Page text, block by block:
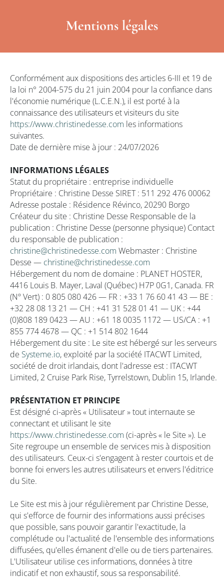
Conformément aux dispositions des articles 6-III et 19 de
la loi n° 2004-575 du 21 juin 2004 pour la confiance dans
l'économie numérique (L.C.E.N.), il est porté à la
connaissance des utilisateurs et visiteurs du site
https://www.christinedesse.com les informations
suivantes.
Date de dernière mise à jour : 24/07/2026
INFORMATIONS LÉGALES
Statut du propriétaire : entreprise individuelle
Propriétaire : Christine Desse SIRET : 511 292 476 00062
Adresse postale : Résidence Révinco, 20290 Borgo
Créateur du site : Christine Desse Responsable de la
publication : Christine Desse (personne physique) Contact
du responsable de publication :
christine@christinedesse.com Webmaster : Christine
Desse — christine@christinedesse.com
Hébergement du nom de domaine : PLANET HOSTER,
4416 Louis B. Mayer, Laval (Québec) H7P 0G1, Canada. FR
(Nº Vert) : 0 805 080 426 — FR : +33 1 76 60 41 43 — BE :
+32 28 08 13 21 — CH : +41 31 528 01 41 — UK : +44
(0)808 189 0423 — AU : +61 18 0035 1172 — US/CA : +1
855 774 4678 — QC : +1 514 802 1644
Hébergement du site : Le site est hébergé sur les serveurs
de Systeme.io, exploité par la société ITACWT Limited,
société de droit irlandais, dont l'adresse est : ITACWT
Limited, 2 Cruise Park Rise, Tyrrelstown, Dublin 15, Irlande.
PRÉSENTATION ET PRINCIPE
Est désigné ci-après « Utilisateur » tout internaute se
connectant et utilisant le site
https://www.christinedesse.com (ci-après « le Site »). Le
Site regroupe un ensemble de services mis à disposition
des utilisateurs. Ceux-ci s'engagent à rester courtois et de
bonne foi envers les autres utilisateurs et envers l'éditrice
du Site.
Le Site est mis à jour régulièrement par Christine Desse,
qui s'efforce de fournir des informations aussi précises
que possible, sans pouvoir garantir l'exactitude, la
complétude ou l'actualité de l'ensemble des informations
diffusées, qu'elles émanent d'elle ou de tiers partenaires.
L'Utilisateur utilise ces informations, données à titre
indicatif et non exhaustif, sous sa responsabilité.